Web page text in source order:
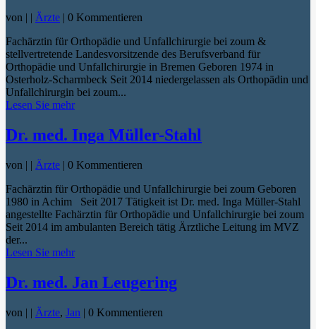
von | | Ärzte | 0 Kommentieren
Fachärztin für Orthopädie und Unfallchirurgie bei zoum &
stellvertretende Landesvorsitzende des Berufsverband für
Orthopädie und Unfallchirurgie in Bremen Geboren 1974 in
Osterholz-Scharmbeck Seit 2014 niedergelassen als Orthopädin und
Unfallchirurgin bei zoum...
Lesen Sie mehr
Dr. med. Inga Müller-Stahl
von | | Ärzte | 0 Kommentieren
Fachärztin für Orthopädie und Unfallchirurgie bei zoum Geboren
1980 in Achim Seit 2017 Tätigkeit ist Dr. med. Inga Müller-Stahl
angestellte Fachärztin für Orthopädie und Unfallchirurgie bei zoum
Seit 2014 im ambulanten Bereich tätig Ärztliche Leitung im MVZ
der...
Lesen Sie mehr
Dr. med. Jan Leugering
von | | Ärzte, Jan | 0 Kommentieren